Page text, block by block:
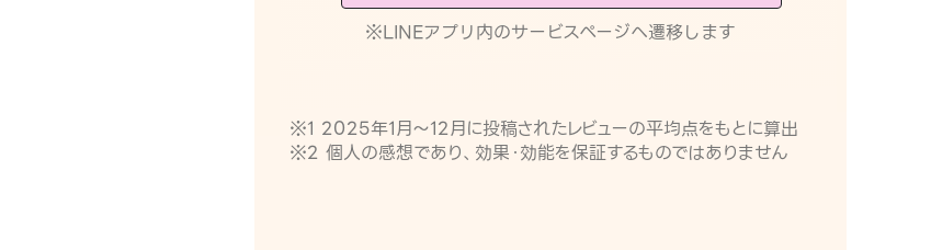
※LINEアプリ内のサービスページへ遷移します
※1 2025年1月〜12月に投稿されたレビューの平均点をもとに算出
※2 個人の感想であり、効果・効能を保証するものではありません